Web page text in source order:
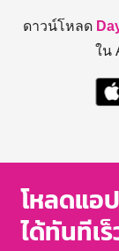
ดาวน์โหลด
ใน
โหลดแอ
ได้ทันทีเ